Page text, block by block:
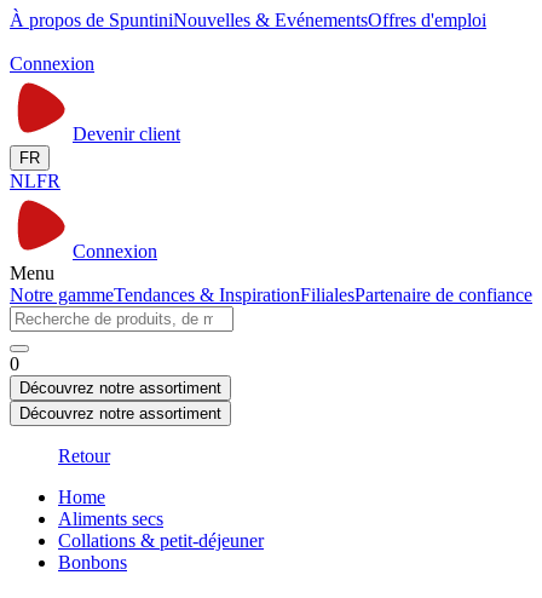
À propos de SpuntiniNouvelles & EvénementsOffres d'emploi
Connexion
Devenir client
FR
NLFR
Connexion
Menu
Notre gammeTendances & InspirationFilialesPartenaire de confiance
0
Découvrez notre assortiment
Découvrez notre assortiment
Retour
Home
Aliments secs
Collations & petit-déjeuner
Bonbons